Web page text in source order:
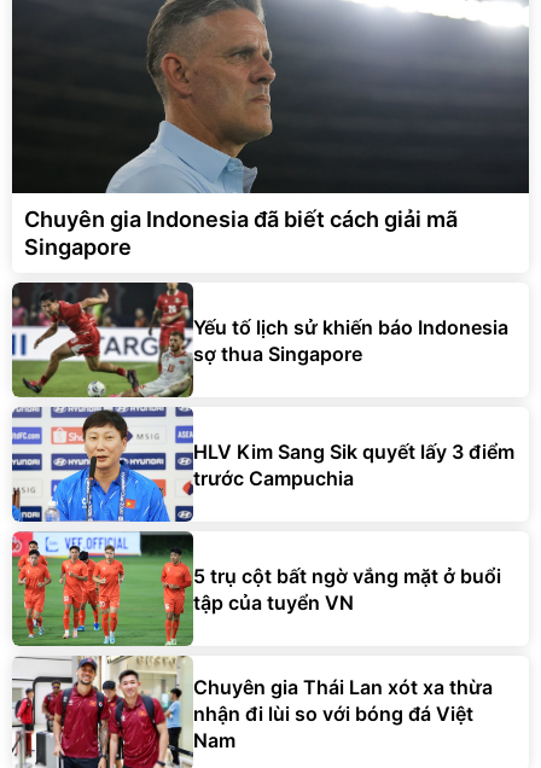
Chuyên gia Indonesia đã biết cách giải mã
Singapore
Yếu tố lịch sử khiến báo Indonesia
sợ thua Singapore
HLV Kim Sang Sik quyết lấy 3 điểm
trước Campuchia
5 trụ cột bất ngờ vắng mặt ở buổi
tập của tuyển VN
Chuyên gia Thái Lan xót xa thừa
nhận đi lùi so với bóng đá Việt
Nam